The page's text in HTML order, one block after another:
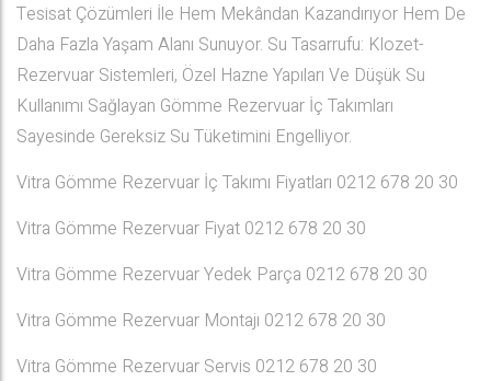
Tesisat Çözümleri İle Hem Mekândan Kazandırıyor Hem De
Daha Fazla Yaşam Alanı Sunuyor. Su Tasarrufu: Klozet-
Rezervuar Sistemleri, Özel Hazne Yapıları Ve Düşük Su
Kullanımı Sağlayan Gömme Rezervuar İç Takımları
Sayesinde Gereksiz Su Tüketimini Engelliyor.
Vitra Gömme Rezervuar İç Takımı Fiyatları 0212 678 20 30
Vitra Gömme Rezervuar Fiyat 0212 678 20 30
Vitra Gömme Rezervuar Yedek Parça 0212 678 20 30
Vitra Gömme Rezervuar Montajı 0212 678 20 30
Vitra Gömme Rezervuar Servis 0212 678 20 30